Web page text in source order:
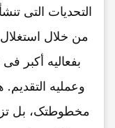
التحدیات التی
من خلال
بفعالیه أکبر
وعملیه
مخطوطتک، بل